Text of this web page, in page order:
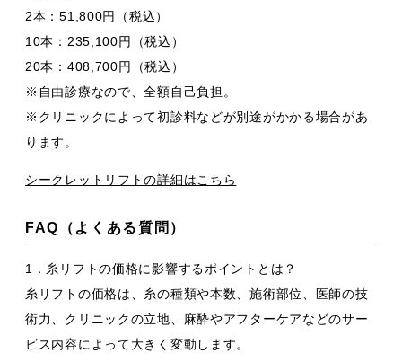
2本：51,800円（税込）
10本：235,100円（税込）
20本：408,700円（税込）
※自由診療なので、全額自己負担。
※クリニックによって初診料などが別途がかかる場合があ
ります。
シークレットリフトの詳細はこちら
FAQ（よくある質問）
1．糸リフトの価格に影響するポイントとは？
糸リフトの価格は、糸の種類や本数、施術部位、医師の技
術力、クリニックの立地、麻酔やアフターケアなどのサー
ビス内容によって大きく変動します。